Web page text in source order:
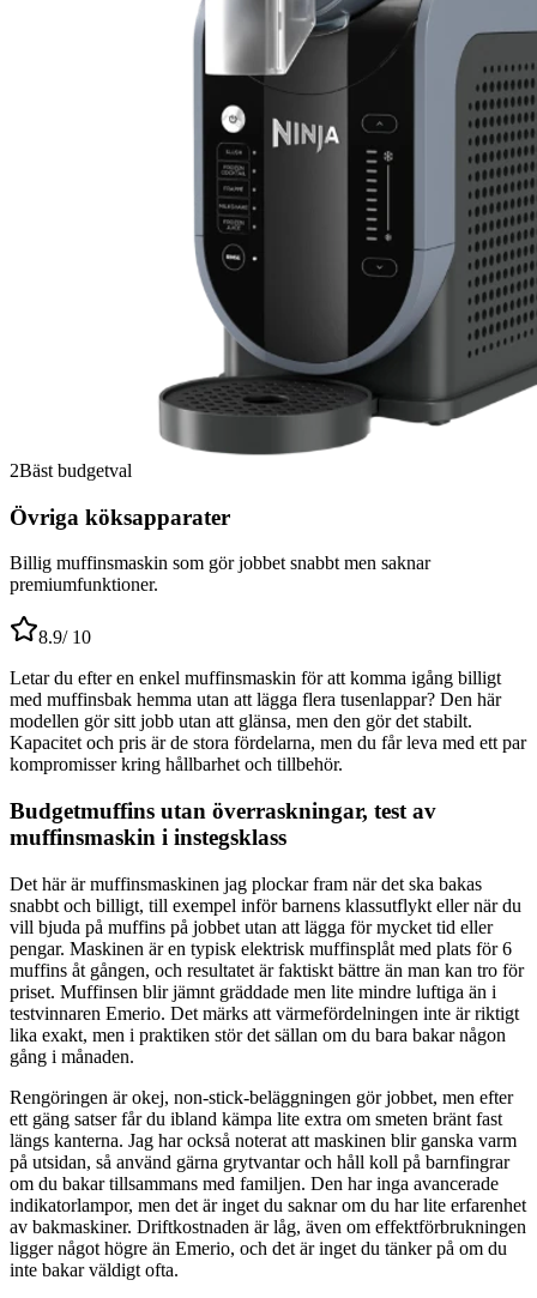
2Bäst budgetval
Övriga köksapparater
Billig muffinsmaskin som gör jobbet snabbt men saknar
premiumfunktioner.
8.9/ 10
Letar du efter en enkel muffinsmaskin för att komma igång billigt
med muffinsbak hemma utan att lägga flera tusenlappar? Den här
modellen gör sitt jobb utan att glänsa, men den gör det stabilt.
Kapacitet och pris är de stora fördelarna, men du får leva med ett par
kompromisser kring hållbarhet och tillbehör.
Budgetmuffins utan överraskningar, test av
muffinsmaskin i instegsklass
Det här är muffinsmaskinen jag plockar fram när det ska bakas
snabbt och billigt, till exempel inför barnens klassutflykt eller när du
vill bjuda på muffins på jobbet utan att lägga för mycket tid eller
pengar. Maskinen är en typisk elektrisk muffinsplåt med plats för 6
muffins åt gången, och resultatet är faktiskt bättre än man kan tro för
priset. Muffinsen blir jämnt gräddade men lite mindre luftiga än i
testvinnaren Emerio. Det märks att värmefördelningen inte är riktigt
lika exakt, men i praktiken stör det sällan om du bara bakar någon
gång i månaden.
Rengöringen är okej, non-stick-beläggningen gör jobbet, men efter
ett gäng satser får du ibland kämpa lite extra om smeten bränt fast
längs kanterna. Jag har också noterat att maskinen blir ganska varm
på utsidan, så använd gärna grytvantar och håll koll på barnfingrar
om du bakar tillsammans med familjen. Den har inga avancerade
indikatorlampor, men det är inget du saknar om du har lite erfarenhet
av bakmaskiner. Driftkostnaden är låg, även om effektförbrukningen
ligger något högre än Emerio, och det är inget du tänker på om du
inte bakar väldigt ofta.